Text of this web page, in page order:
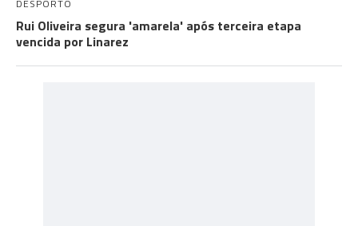
DESPORTO
Rui Oliveira segura 'amarela' após terceira etapa
vencida por Linarez